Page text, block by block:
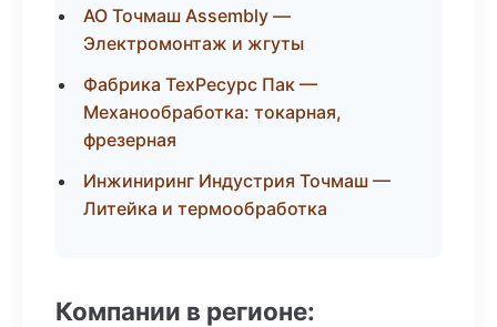
АО Точмаш Assembly —
Электромонтаж и жгуты
Фабрика ТехРесурс Пак —
Механообработка: токарная,
фрезерная
Инжиниринг Индустрия Точмаш —
Литейка и термообработка
Компании в регионе: